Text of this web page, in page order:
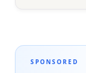
SPONSORED